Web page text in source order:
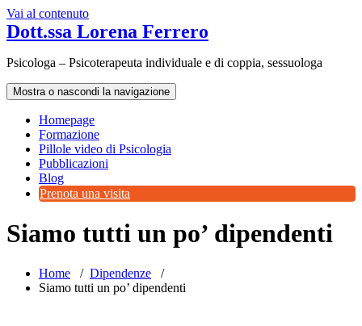
Vai al contenuto
Dott.ssa Lorena Ferrero
Psicologa – Psicoterapeuta individuale e di coppia, sessuologa
Mostra o nascondi la navigazione
Homepage
Formazione
Pillole video di Psicologia
Pubblicazioni
Blog
Prenota una visita
Siamo tutti un po’ dipendenti
Home / Dipendenze /
Siamo tutti un po’ dipendenti